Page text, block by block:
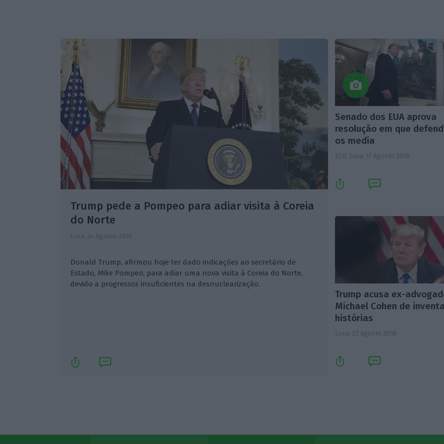
Trump pede a Pompeo para adiar visita à Coreia
do Norte
Lusa, 24 Agosto 2018
Donald Trump, afirmou hoje ter dado indicações ao secretário de
Estado, Mike Pompeo, para adiar uma nova visita à Coreia do Norte,
devido a progressos insuficientes na desnuclearização.
Senado dos EUA aprova
resolução em que
os media
ECO, Lusa, 17 Agosto 2018
Trump acusa ex-
Michael Cohen de
histórias
Lusa, 22 Agosto 2018